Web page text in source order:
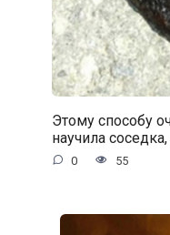
Этому способу
научила
0 55